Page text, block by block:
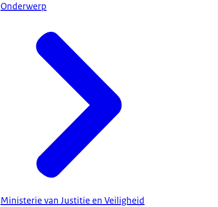
Onderwerp
Ministerie van Justitie en Veiligheid